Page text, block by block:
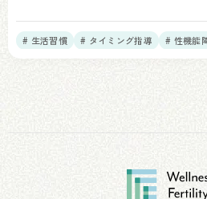
# 生活習慣 # タイミング指導 # 性機能